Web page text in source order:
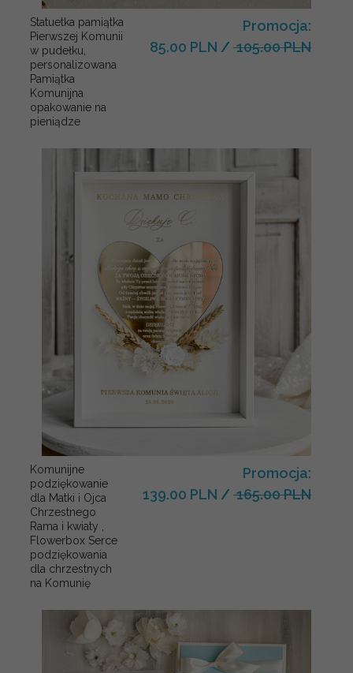
Statuetka pamiątka
Pierwszej Komunii
w pudełku,
personalizowana
Pamiątka
Komunijna
opakowanie na
pieniądze
Promocja:
85.00 PLN / 105.00 PLN
Komunijne
podziękowanie
dla Matki i Ojca
Chrzestnego
Rama i kwiaty ,
Flowerbox Serce
podziękowania
dla chrzestnych
na Komunię
Promocja:
139.00 PLN / 165.00 PLN